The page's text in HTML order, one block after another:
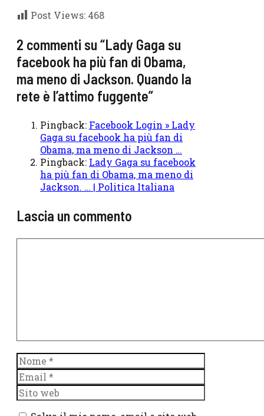
Post Views: 468
2 commenti su “Lady Gaga su
facebook ha più fan di Obama,
ma meno di Jackson. Quando la
rete è l’attimo fuggente”
Pingback: Facebook Login » Lady
Gaga su facebook ha più fan di
Obama, ma meno di Jackson …
Pingback: Lady Gaga su facebook
ha più fan di Obama, ma meno di
Jackson. … | Politica Italiana
Lascia un commento
Nome
Email
Sito
web